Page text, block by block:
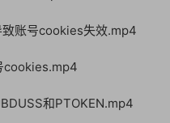
账号cookies失效.mp4
cookies.mp4
和PTOKEN.mp4